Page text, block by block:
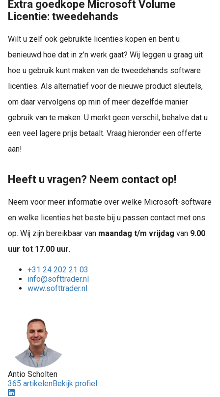
Extra goedkope Microsoft Volume
Licentie: tweedehands
Wilt u zelf ook gebruikte licenties kopen en bent u
benieuwd hoe dat in z’n werk gaat? Wij leggen u graag uit
hoe u gebruik kunt maken van de tweedehands software
licenties. Als alternatief voor de nieuwe product sleutels,
om daar vervolgens op min of meer dezelfde manier
gebruik van te maken. U merkt geen verschil, behalve dat u
een veel lagere prijs betaalt. Vraag hieronder een offerte
aan!
Heeft u vragen? Neem contact op!
Neem voor meer informatie over welke Microsoft-software
en welke licenties het beste bij u passen contact met ons
op. Wij zijn bereikbaar van maandag t/m vrijdag van 9.00
uur tot 17.00 uur.
+31 24 202 21 03
info@softtrader.nl
www.softtrader.nl
Antio Scholten
365 artikelenBekijk profiel